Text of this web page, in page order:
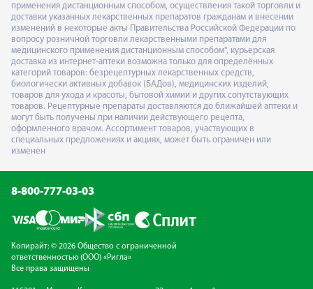
применения дистанционным способом, осуществления такой торговли и
доставки указанных лекарственных препаратов гражданам и внесении
изменений в некоторые акты Правительства Российской Федерации по
вопросу розничной торговли лекарственными препаратами для
медицинского применения дистанционным способом", курьерская
доставка из интернет-аптеки возможна только для определённых
категорий товаров: безрецептурных лекарственных средств,
биологически активных добавок (БАДов), медицинских изделий,
товаров для ухода и красоты, бытовой химии и других сопутствующих
товаров. Рецептурные препараты доставляются до ближайшей аптеки и
могут быть получены при наличии действующего рецепта,
оформленного врачом. Ассортимент товаров, участвующих в
специальных предложениях и акциях, может быть ограничен или
изменен
8-800-777-03-03
Копирайт: © 2026 Общество с ограниченной
ответственностью (ООО) «Ригла»
Все права защищены